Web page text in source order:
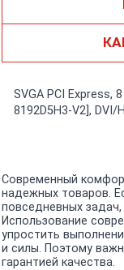
SVGA PCI Express,
8192D5H3-V2], DVI/
Современный
надежных товаров.
повседневных
Использование
упростить
и силы. Поэтому
гарантией качества.